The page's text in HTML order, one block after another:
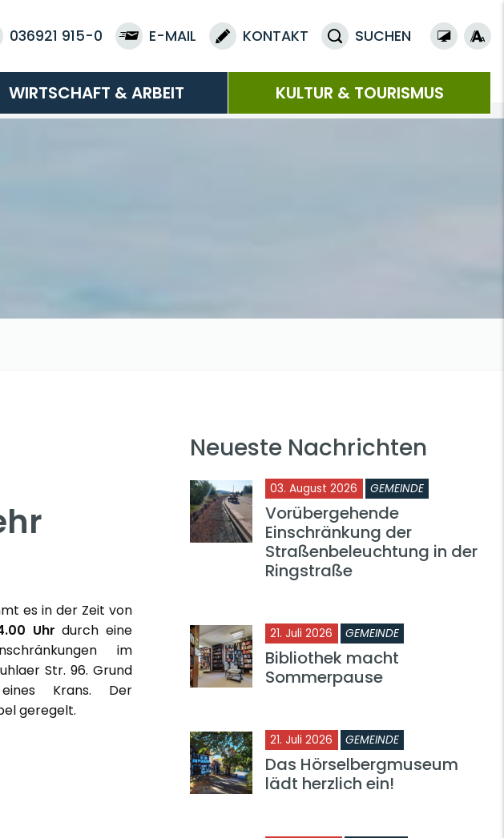
036921 915-0 E-MAIL KONTAKT SUCHEN
WIRTSCHAFT & ARBEIT KULTUR & TOURISMUS
es in der Zeit von
Uhr durch eine
im
Str. 96. Grund
Krans. Der
geregelt.
Neueste Nachrichten
03. August 2026 GEMEINDE
Vorübergehende
Einschränkung der
Straßenbeleuchtung in der
Ringstraße
21. Juli 2026 GEMEINDE
Bibliothek macht
Sommerpause
21. Juli 2026 GEMEINDE
Das Hörselbergmuseum
lädt herzlich ein!